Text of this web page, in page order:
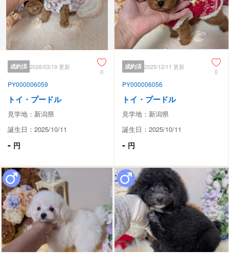
成約済 2026/03/19 更新
0
PY000006059
トイ・プードル
見学地：新潟県
誕生日：2025/10/11
- 円
成約済 2025/12/11 更新
0
PY000006056
トイ・プードル
見学地：新潟県
誕生日：2025/10/11
- 円